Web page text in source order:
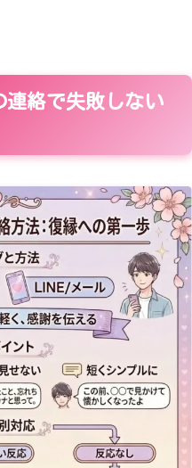
連絡で失敗しない